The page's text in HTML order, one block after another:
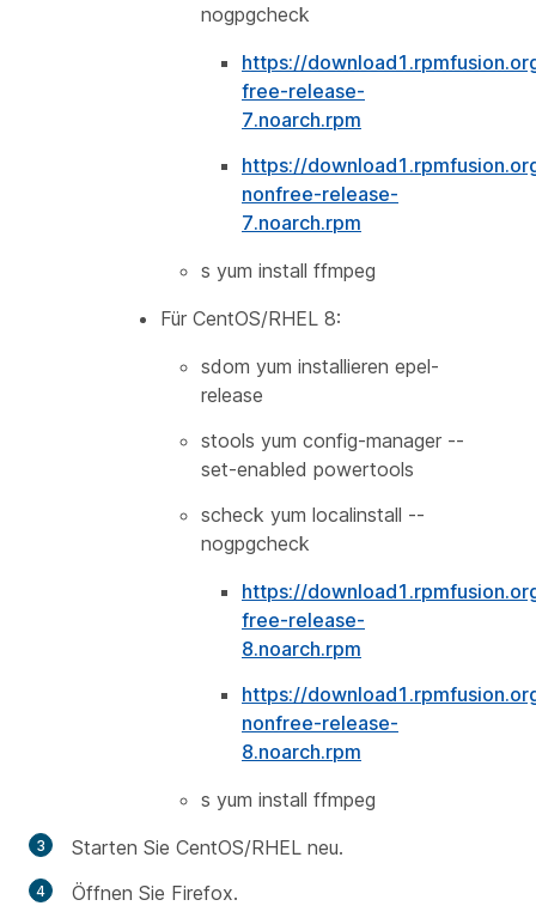
nogpgcheck
https://
free-release-
7.noarch.rpm
https://
nonfree-release-
7.noarch.rpm
s yum install ffmpeg
Für CentOS/RHEL 8:
sdom yum installieren epel-
release
stools yum config-manager --
set-enabled powertools
scheck yum localinstall --
nogpgcheck
https://
free-release-
8.noarch.rpm
https://
nonfree-release-
8.noarch.rpm
s yum install ffmpeg
Starten Sie CentOS/RHEL neu.
Öffnen Sie Firefox.